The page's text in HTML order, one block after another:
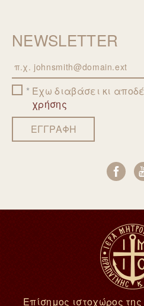
NEWSLETTER
EmailΈχω διαβάσει κι
χρήσης
ΕΓΓΡΑΦΗ
Επίσημος ιστοχώρος